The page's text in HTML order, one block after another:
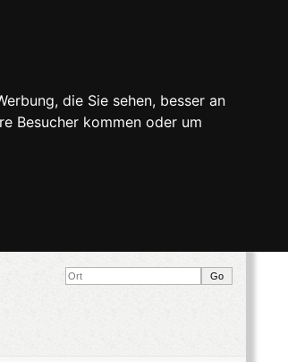
die Sie sehen, besser an
Besucher kommen oder um